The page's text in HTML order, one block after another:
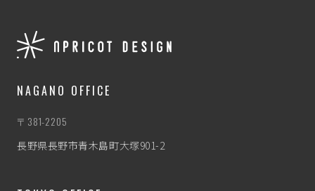
NAGANO OFFICE
〒381-2205
長野県長野市青木島町大塚901-2